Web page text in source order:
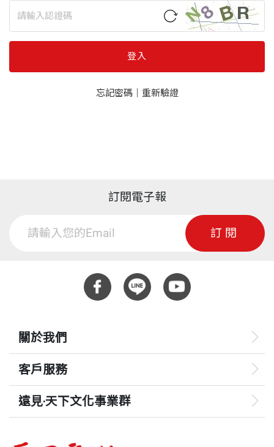
登入
忘記密碼｜ 重新驗證
訂閱電子報
訂閱
關於我們
客戶服務
遠見‧天下文化事業群